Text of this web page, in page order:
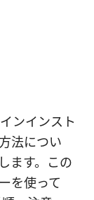
ンインスト
法につい
ます。この
を使って